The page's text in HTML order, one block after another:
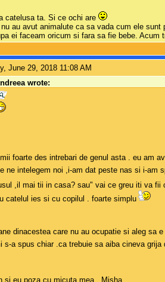
catelusa ta. Si ce ochi are
au avut animalute ca sa vada cum ele
ei faceam oricum si fara sa fie bebe. Acum
June 29, 2018 11:08 AM
wrote:
foarte des intrebari de genul asta . eu am
ne intelegem noi ,i-am dat peste nas si i-
,il mai tii in casa? sau" vai ce greu iti va fii
catelul ies si cu copilul . foarte simplu
dinacestea care nu au ocupatie si aleg sa
s-a spus chiar .ca trebuie sa aiba cineva
si eu poza cu micuta mea . Misha